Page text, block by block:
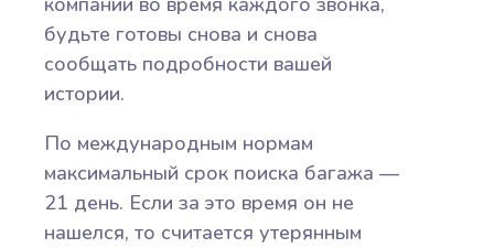
будьте готовы снова и снова
сообщать подробности вашей
истории.
По международным нормам
максимальный срок поиска багажа —
21 день. Если за это время он не
нашелся, то считается утерянным